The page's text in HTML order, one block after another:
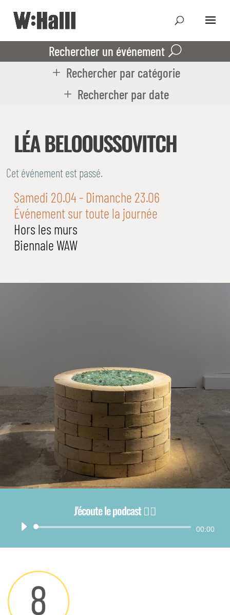
Rechercher un événement
Rechercher par catégorie
Rechercher par date
LÉA BELOOUSSOVITCH
Cet événement est passé.
Samedi 20.04 - Dimanche 23.06
Événement sur toute la journée
Hors les murs
Biennale WAW
J'écoute le podcast 👂🏻
Lecteur
00:00